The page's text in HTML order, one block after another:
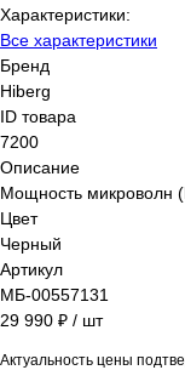
Характеристики:
Все характеристики
Бренд
Hiberg
ID товара
7200
Описание
Мощность микроволн
Цвет
Черный
Артикул
МБ-00557131
29 990 ₽ / шт
Актуальность цены